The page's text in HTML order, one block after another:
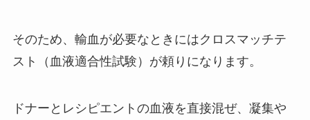
そのため、輸血が必要なときにはクロスマッチテ
スト（血液適合性試験）が頼りになります。
ドナーとレシピエントの血液を直接混ぜ、凝集や